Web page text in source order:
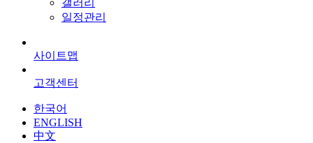
일정관리
사이트맵
고객센터
한국어
ENGLISH
中文